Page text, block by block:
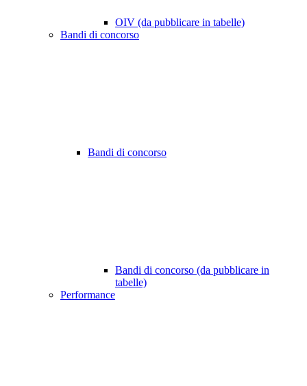
OIV (da pubblicare in tabelle)
Bandi di concorso
Bandi di concorso
Bandi di concorso (da pubblicare in
tabelle)
Performance